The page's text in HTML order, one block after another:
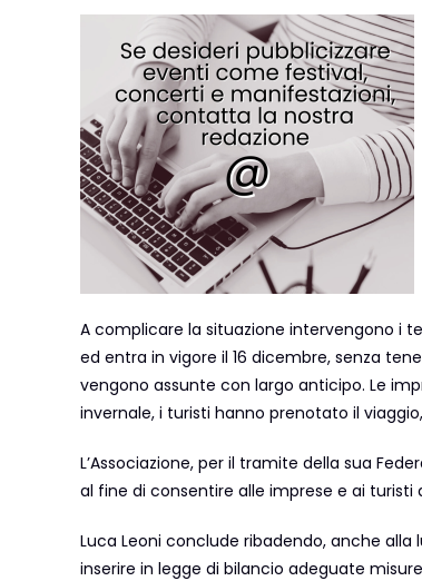
A complicare la situazione intervengono i
ed entra in vigore il 16 dicembre, senza
vengono assunte con largo anticipo. Le
invernale, i turisti hanno prenotato il
L’Associazione, per il tramite della sua
al fine di consentire alle imprese e ai turisti
Luca Leoni conclude ribadendo, anche alla
inserire in legge di bilancio adeguate